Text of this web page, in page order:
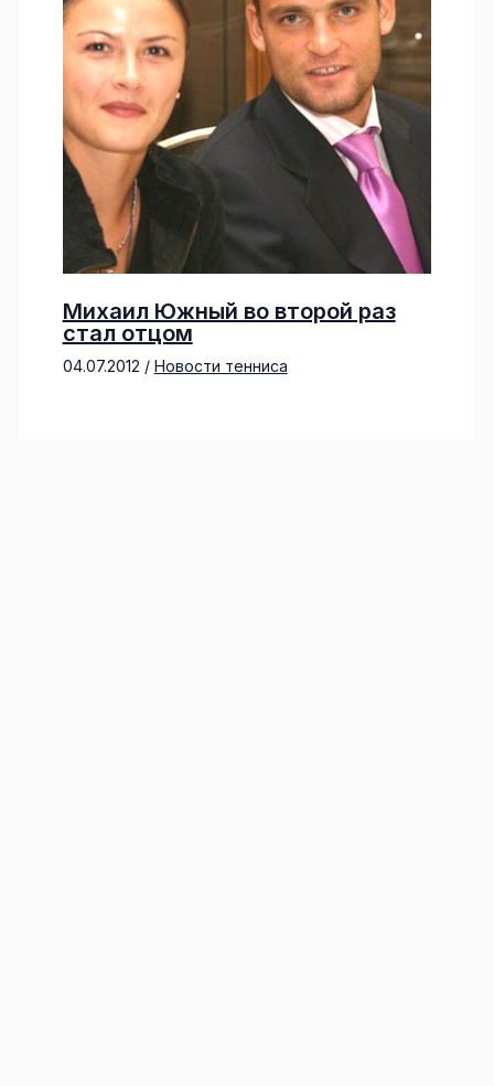
Михаил Южный во второй раз
стал отцом
04.07.2012 / Новости тенниса